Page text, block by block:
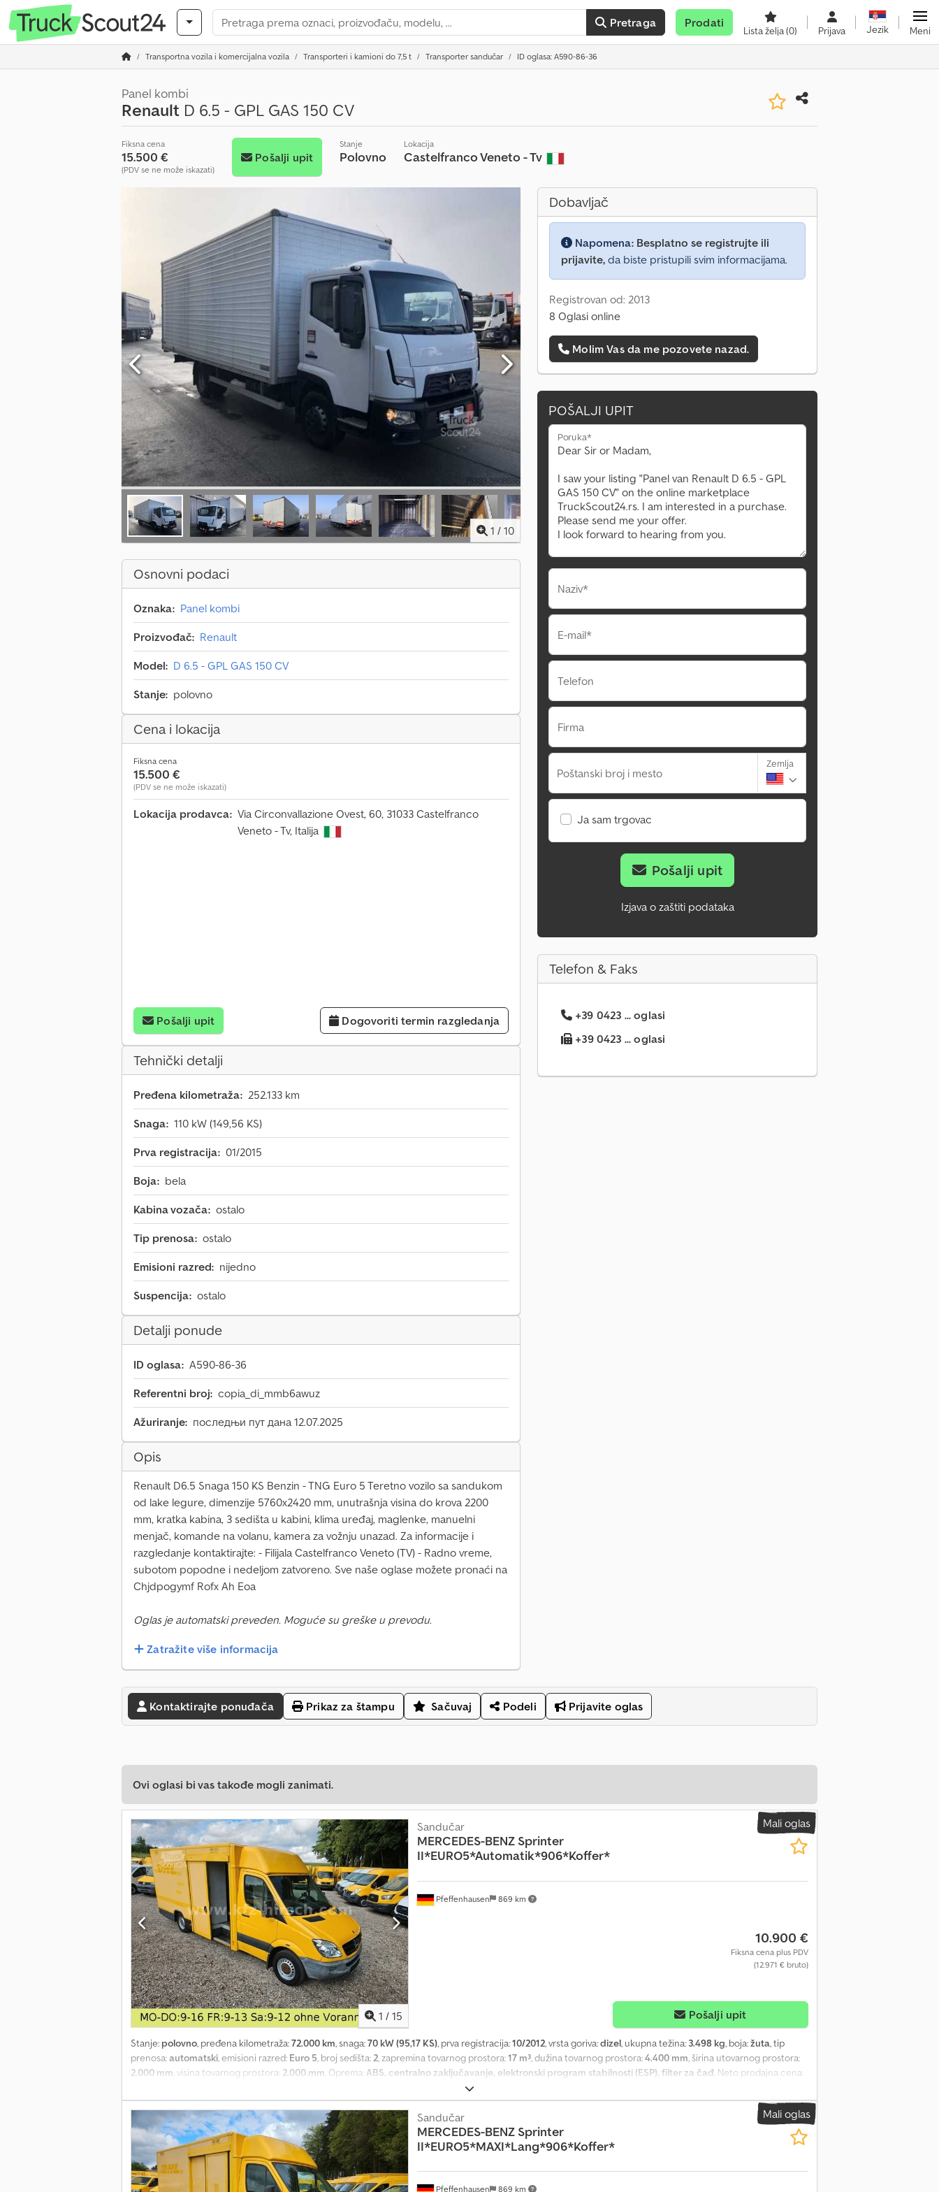
Pretraga Prodati
Lista želja(0) Prijava Jezik Meni
Transportna vozila i komercijalna vozila Transporteri i kamioni do 7,5 t Transporter sandučar ID oglasa: A590-86-36
Panel kombi
Renault D 6.5 - GPL GAS 150 CV
Fiksna cena
15.500 €
(PDV se ne može iskazati)
Pošalji upit
Stanje
Polovno
Lokacija
Castelfranco Veneto - Tv
1 / 10
Osnovni podaci
Oznaka: Panel kombi
Proizvođač: Renault
Model: D 6.5 - GPL GAS 150 CV
Stanje: polovno
Cena i lokacija
Fiksna cena
15.500 €
(PDV se ne može iskazati)
Lokacija prodavca: Via Circonvallazione Ovest, 60, 31033 Castelfranco
Veneto - Tv, Italija
Pošalji upit Dogovoriti termin razgledanja
Tehnički detalji
Pređena kilometraža: 252.133 km
Snaga: 110 kW (149,56 KS)
Prva registracija: 01/2015
Boja: bela
Kabina vozača: ostalo
Tip prenosa: ostalo
Emisioni razred: nijedno
Suspencija: ostalo
Detalji ponude
ID oglasa: A590-86-36
Referentni broj: copia_di_mmb6awuz
Ažuriranje: последњи пут дана 12.07.2025
Opis
Renault D6.5 Snaga 150 KS Benzin - TNG Euro 5 Teretno vozilo sa sandukom
od lake legure, dimenzije 5760x2420 mm, unutrašnja visina do krova 2200
mm, kratka kabina, 3 sedišta u kabini, klima uređaj, maglenke, manuelni
menjač, komande na volanu, kamera za vožnju unazad. Za informacije i
razgledanje kontaktirajte: - Filijala Castelfranco Veneto (TV) - Radno vreme,
subotom popodne i nedeljom zatvoreno. Sve naše oglase možete pronaći na
Chjdpogymf Rofx Ah Eoa
Oglas je automatski preveden. Moguće su greške u prevodu.
Zatražite više informacija
Dobavljač
Napomena: Besplatno se registrujte ili
prijavite, da biste pristupili svim informacijama.
Registrovan od: 2013
8 Oglasi online
Molim Vas da me pozovete nazad.
POŠALJI UPIT
Poruka*
Naziv*
E-mail*
Telefon
Firma
Poštanski broj i mesto
Zemlja
Ja sam trgovac
Pošalji upit
Izjava o zaštiti podataka
Telefon & Faks
+39 0423 ... oglasi
+39 0423 ... oglasi
Kontaktirajte ponuđača Prikaz za štampu Sačuvaj Podeli Prijavite oglas
Ovi oglasi bi vas takođe mogli zanimati.
Mali oglas
1 / 15
Pfeffenhausen 869 km
Sandučar
MERCEDES-BENZ Sprinter
II*EURO5*Automatik*906*Koffer*
10.900 €
Fiksna cena plus PDV
(12.971 € bruto)
Pošalji upit
Stanje: polovno, pređena kilometraža:72.000 km, snaga:70 kW (95,17 KS), prva registracija:10/2012, vrsta goriva:dizel, ukupna težina: 3.498 kg, boja:žuta, tip
prenosa:automatski, emisioni razred: Euro 5, broj sedišta:2, zapremina tovarnog prostora:17 m³, dužina tovarnog prostora:4.400 mm, širina utovarnog prostora:
2.000 mm, visina tovarnog prostora: 2.000 mm, Oprema: ABS, centralno zaključavanje, elektronski program stabilnosti (ESP), filter za čađ, Neto prodajna cena:
10.900.- EUR Mercedes Benz Sprinter MAXI - sandučar (SAXAS) Prva registracija: 10/2012 Kilometraža: 72.000 km 19% PDV može da se iskaže Euro 5 TÜV/tehnički
pregled: na zahtev NOVO ---- Molimo bez e-mailova, možemo ih zbog vremenskih razloga samo povremeno obrađivati! Hvala na razumevanju! Radno vreme i
dodatne informacije: Pregled i kupovina bez najave mogući: Nije potrebno zakazivanje termina! ponedeljak - četvrtak: 9.00 do 16.00 petak: 9.00 - 13.00 subota:
9.00 - 12.00 Adresa: Tabakried 11 84076 Pfeffenhausen Za pitanja vam je na raspolaganju Christian Hirsch ili naše ljubazno osoblje. Za pitanja: Christian Hirsch
Molimo, pokušajte više puta jer se često nalazimo u razgovoru sa klijentima. -Održavanje evidentirano u servisnoj knjizi -Prvi vlasnik -LED unutrašnje osvetljenje -
Detektor pokreta u unutrašnjosti -Klizeća vrata između kabine i tovarnog sanduka -Kamera za vožnju unazad (vidi slike) -Razne ventilacije -Preklopive police -
Električno zaključana vrata -Zadnja stepenica Dužina tovarnog prostora: 4,40 m Visina tovarnog prostora: 2,00 m Širina tovarnog prostora: 2,00 m Specijalna
Mali oglas
Pfeffenhausen 869 km
Sandučar
MERCEDES-BENZ Sprinter
II*EURO5*MAXI*Lang*906*Koffer*